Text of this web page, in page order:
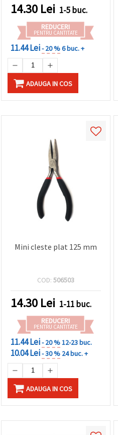
14.30 Lei 1-5 buc.
REDUCERI
PENTRU CANTITATE
11.44 Lei- 20 %6 buc. +
ADAUGA IN COS
Mini cleste plat 125 mm
COD: 506503
14.30 Lei 1-11 buc.
REDUCERI
PENTRU CANTITATE
11.44 Lei- 20 %12-23 buc.
10.04 Lei- 30 % 24 buc. +
ADAUGA IN COS